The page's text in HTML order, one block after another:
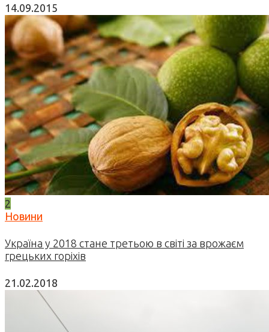
14.09.2015
2
Новини
Україна у 2018 стане третьою в світі за врожаєм
грецьких горіхів
21.02.2018